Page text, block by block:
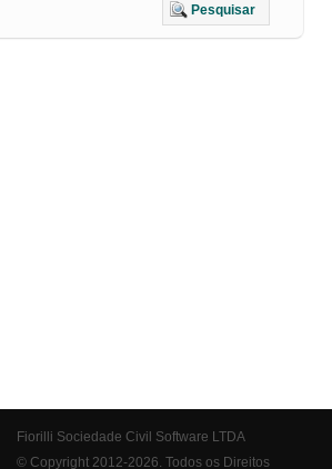
Pesquisar
Fiorilli Sociedade Civil Software LTDA
© Copyright 2012-2026. Todos os Direitos